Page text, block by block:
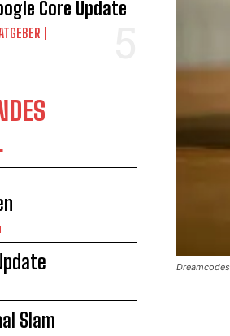
Core Update
Slam